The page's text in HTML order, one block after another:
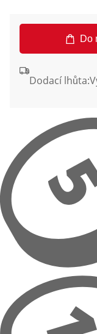
Do
Dodací lhůta: